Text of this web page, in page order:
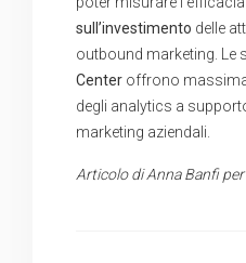
sull’investimento delle
outbound marketing. Le
Center offrono
degli analytics a
marketing aziendali.
Articolo di Anna Banfi per